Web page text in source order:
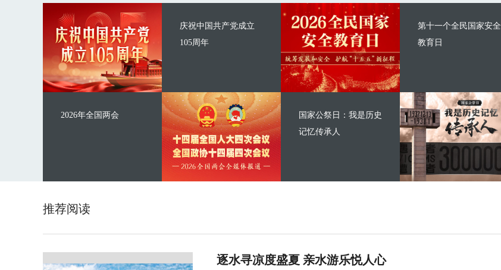
庆祝中国共产党成立
105周年
2026年全国两会
第十一个全民国家安全
教育日
国家公祭日：我是历史
记忆传承人
推荐阅读
逐水寻凉度盛夏 亲水游乐悦人心